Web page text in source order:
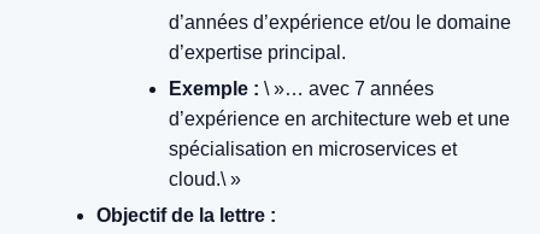
d’années d’expérience et/ou le domaine
d’expertise principal.
Exemple : \ »… avec 7 années
d’expérience en architecture web et une
spécialisation en microservices et
cloud.\ »
Objectif de la lettre :